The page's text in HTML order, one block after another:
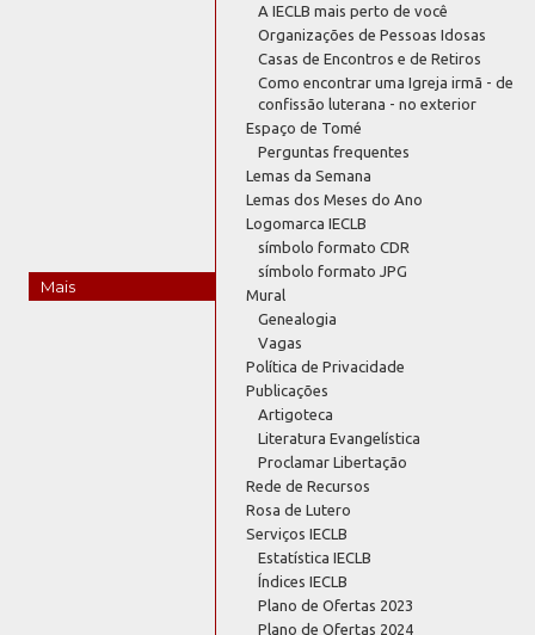
Mais
A IECLB mais perto de você
Organizações de Pessoas Idosas
Casas de Encontros e de Retiros
Como encontrar uma Igreja irmã - de
confissão luterana - no exterior
Espaço de Tomé
Perguntas frequentes
Lemas da Semana
Lemas dos Meses do Ano
Logomarca IECLB
símbolo formato CDR
símbolo formato JPG
Mural
Genealogia
Vagas
Política de Privacidade
Publicações
Artigoteca
Literatura Evangelística
Proclamar Libertação
Rede de Recursos
Rosa de Lutero
Serviços IECLB
Estatística IECLB
Índices IECLB
Plano de Ofertas 2023
Plano de Ofertas 2024